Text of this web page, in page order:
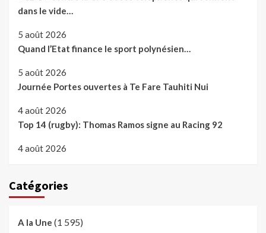
dans le vide…
5 août 2026
Quand l’Etat finance le sport polynésien…
5 août 2026
Journée Portes ouvertes à Te Fare Tauhiti Nui
4 août 2026
Top 14 (rugby): Thomas Ramos signe au Racing 92
4 août 2026
Catégories
A la Une (1 595)